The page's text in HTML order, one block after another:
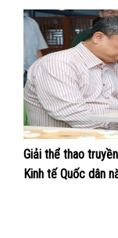
Giải thể thao
Kinh tế Quốc dân